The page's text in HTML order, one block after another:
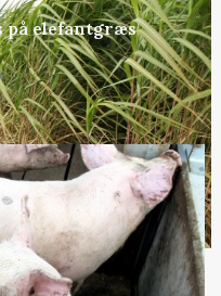
på elefantgræs